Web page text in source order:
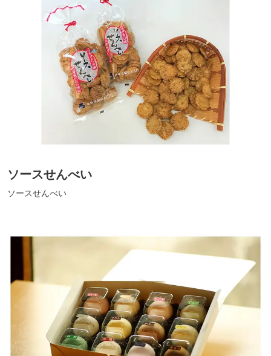
ソースせんべい
ソースせんべい